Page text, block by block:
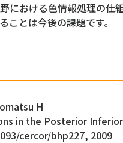
における色情報処理の仕
ことは今後の課題です。
H
in the Posterior
cercor/bhp227, 2009